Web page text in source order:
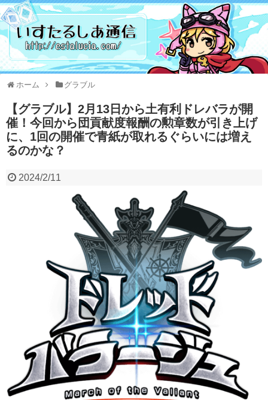
ホーム グラブル
【グラブル】2月13日から土有利ドレバラが開
催！今回から団貢献度報酬の勲章数が引き上げ
に、1回の開催で青紙が取れるぐらいには増え
るのかな？
2024/2/11